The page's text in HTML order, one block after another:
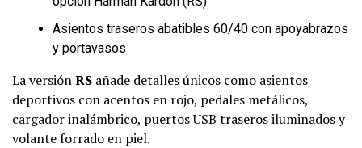
Asientos traseros abatibles 60/40 con apoyabrazos
y portavasos
La versiónRS añade detalles únicos como asientos
deportivos con acentos en rojo, pedales metálicos,
cargador inalámbrico, puertos USB traseros iluminados y
volante forrado en piel.